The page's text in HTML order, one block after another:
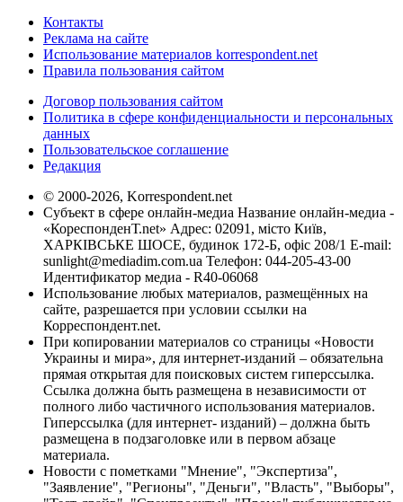
Контакты
Реклама на сайте
Использование материалов korrespondent.net
Правила пользования сайтом
Договор пользования сайтом
Политика в сфере конфиденциальности и персональных
данных
Пользовательское соглашение
Редакция
© 2000-2026, Korrespondent.net
Субъект в сфере онлайн-медиа Название онлайн-медиа -
«КореспонденТ.net» Адрес: 02091, місто Київ,
ХАРКІВСЬКЕ ШОСЕ, будинок 172-Б, офіс 208/1 E-mail:
sunlight@mediadim.com.ua Телефон: 044-205-43-00
Идентификатор медиа - R40-06068
Использование любых материалов, размещённых на
сайте, разрешается при условии ссылки на
Корреспондент.net.
При копировании материалов со страницы «Новости
Украины и мира», для интернет-изданий – обязательна
прямая открытая для поисковых систем гиперссылка.
Ссылка должна быть размещена в независимости от
полного либо частичного использования материалов.
Гиперссылка (для интернет- изданий) – должна быть
размещена в подзаголовке или в первом абзаце
материала.
Новости с пометками "Мнение", "Экспертиза",
"Заявление", "Регионы", "Деньги", "Власть", "Выборы",